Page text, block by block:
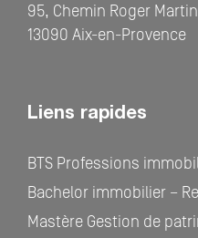
95, Chemin Roger Martin
13090 Aix-en-Provence
Liens rapides
BTS Professions
Bachelor immobilier –
Mastère Gestion de